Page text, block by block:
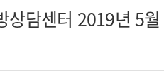
상담센터 2019년 5